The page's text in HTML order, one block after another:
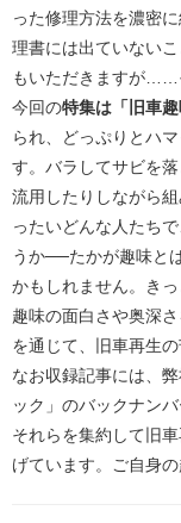
った修理方法を濃密
理書には出ていない
もいただきますが……
今回の特集は「旧車趣
られ、どっぷりとハ
す。バラしてサビを
流用したりしながら
ったいどんな人たち
うか──たかが趣味と
かもしれません。き
趣味の面白さや奥深
を通じて、旧車再生
なお収録記事には、
ック」のバックナン
それらを集約して旧
げています。ご自身